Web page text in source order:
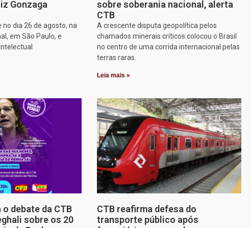
Gonzaga
dia 26 de agosto, na
em São Paulo, e
sobre soberania nacional, alerta
CTB
A crescente disputa geopolítica pelos
chamados minerais críticos colocou o Brasil
no centro de uma corrida internacional pelas
terras raras.
Leia mais »
debate da CTB
sobre os 20
CTB reafirma defesa do
transporte público após